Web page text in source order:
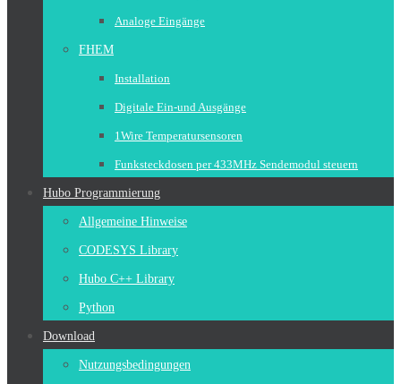
Analoge Eingänge
FHEM
Installation
Digitale Ein-und Ausgänge
1Wire Temperatursensoren
Funksteckdosen per 433MHz Sendemodul steuern
Hubo Programmierung
Allgemeine Hinweise
CODESYS Library
Hubo C++ Library
Python
Download
Nutzungsbedingungen